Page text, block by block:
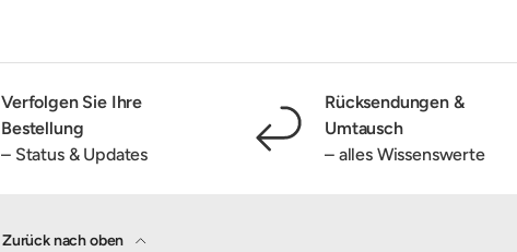
Verfolgen Sie Ihre
Bestellung
– Status & Updates
Rücksendungen &
Umtausch
– alles Wissenswerte
Zurück nach oben